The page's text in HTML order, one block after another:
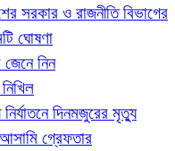
সরকার ও রাজনীতি বিভাগের
ঘোষণা
নিন
দিনমজুরের মৃত্যু
গ্রেফতার